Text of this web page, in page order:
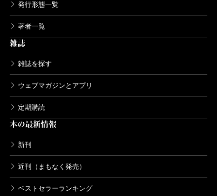
夏目漱石の幻の寄稿発見
四方田四番目は、小説の最初のほうに夏目漱石の
「韓満所感」というテキストがおかれていること。
「満洲日日新聞」に寄稿されたものです。「新潮」で
漱石という古典的な作家の、しかも全集にも載ってい
ない、ハイクラスの言語を組み込むことによって、小
のジャンルが揺らいでくる。
『暗殺者たち』は小説として書かれていますが、かな
発行形態一覧
著者一覧
雑誌
雑誌を探す
ウェブマガジンとアプリ
定期購読
本の最新情報
新刊
近刊（まもなく発売）
ベストセラーランキング